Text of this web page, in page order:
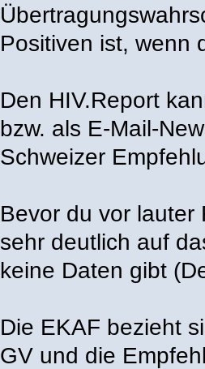
Positiven ist, wenn
Den HIV.Report
bzw. als E-Mail-
Schweizer
Bevor du vor lauter
sehr deutlich auf
keine Daten gibt
Die EKAF bezieht
GV und die